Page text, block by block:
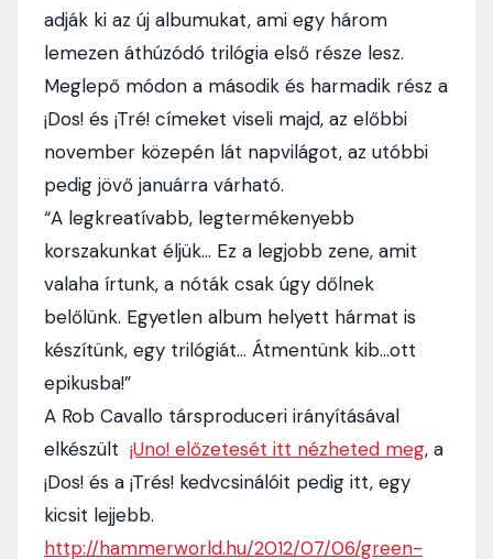
adják ki az új albumukat, ami egy három
lemezen áthúzódó trilógia első része lesz.
Meglepő módon a második és harmadik rész a
¡Dos! és ¡Tré! címeket viseli majd, az előbbi
november közepén lát napvilágot, az utóbbi
pedig jövő januárra várható.
“A legkreatívabb, legtermékenyebb
korszakunkat éljük… Ez a legjobb zene, amit
valaha írtunk, a nóták csak úgy dőlnek
belőlünk. Egyetlen album helyett hármat is
készítünk, egy trilógiát… Átmentünk kib…ott
epikusba!”
A Rob Cavallo társproduceri irányításával
elkészült ¡Uno! előzetesét itt nézheted meg, a
¡Dos! és a ¡Trés! kedvcsinálóit pedig itt, egy
kicsit lejjebb.
http://hammerworld.hu/2012/07/06/green-